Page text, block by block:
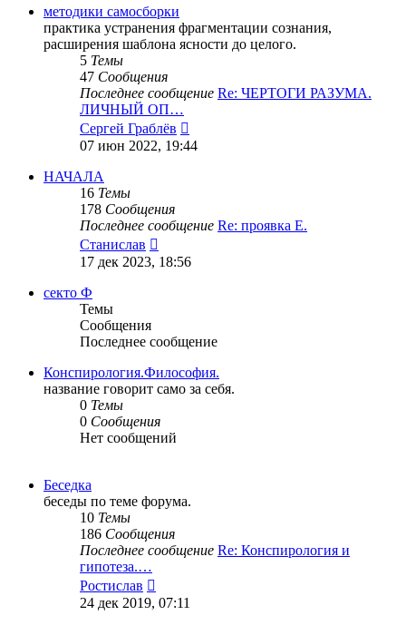
сообщению
методики самосборки
практика устранения фрагментации сознания,
расширения шаблона ясности до целого.
5 Темы
47 Сообщения
Последнее сообщение Re: ЧЕРТОГИ РАЗУМА.
ЛИЧНЫЙ ОП…
Сергей Граблёв
к
07 июн 2022, 19:44
НАЧАЛА
16 Темы
178 Сообщения
Последнее сообщение Re: проявка Е.
Станислав
к
17 дек 2023, 18:56
секто Ф
Темы
Сообщения
Последнее сообщение
Конспирология.Философия.
название говорит само за себя.
0 Темы
0 Сообщения
Нет сообщений
Беседка
беседы по теме форума.
10 Темы
186 Сообщения
Последнее сообщение Re: Конспирология и
гипотеза.…
Ростислав
к
24 дек 2019, 07:11